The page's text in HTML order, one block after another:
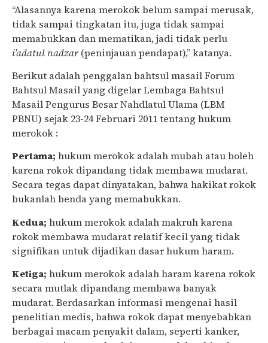
“Alasannya karena merokok belum sampai merusak,
tidak sampai tingkatan itu, juga tidak sampai
memabukkan dan mematikan, jadi tidak perlu
i’adatul nadzar (peninjauan pendapat),” katanya.
Berikut adalah penggalan bahtsul masail Forum
Bahtsul Masail yang digelar Lembaga Bahtsul
Masail Pengurus Besar Nahdlatul Ulama (LBM
PBNU) sejak 23-24 Februari 2011 tentang hukum
merokok :
Pertama; hukum merokok adalah mubah atau boleh
karena rokok dipandang tidak membawa mudarat.
Secara tegas dapat dinyatakan, bahwa hakikat rokok
bukanlah benda yang memabukkan.
Kedua; hukum merokok adalah makruh karena
rokok membawa mudarat relatif kecil yang tidak
signifikan untuk dijadikan dasar hukum haram.
Ketiga; hukum merokok adalah haram karena rokok
secara mutlak dipandang membawa banyak
mudarat. Berdasarkan informasi mengenai hasil
penelitian medis, bahwa rokok dapat menyebabkan
berbagai macam penyakit dalam, seperti kanker,